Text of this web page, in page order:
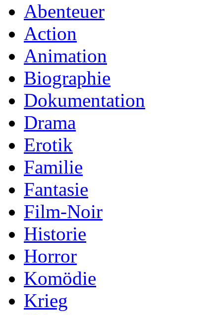
Abenteuer
Action
Animation
Biographie
Dokumentation
Drama
Erotik
Familie
Fantasie
Film-Noir
Historie
Horror
Komödie
Krieg